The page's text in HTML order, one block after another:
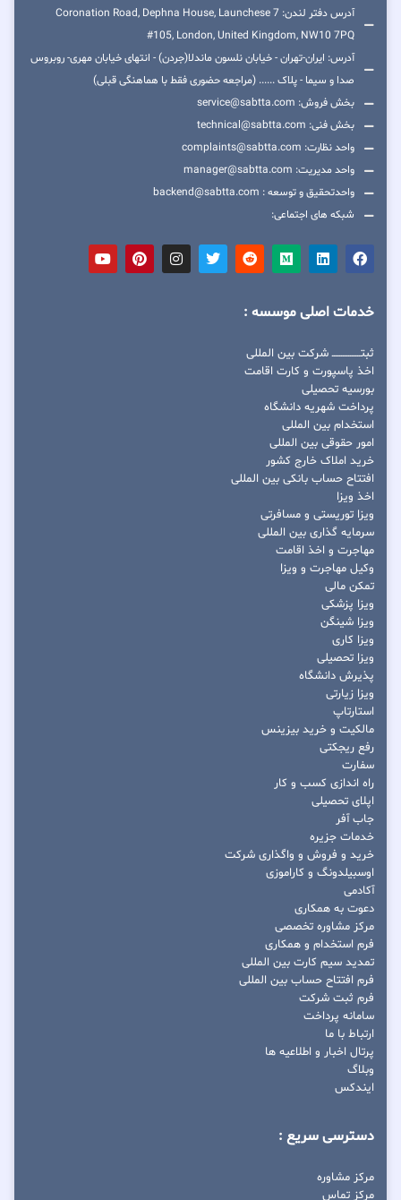
آدرس دفتر لندن: 7 Coronation Road, Dephna House, Launchese
#105, London, United Kingdom, NW10 7PQ
آدرس: ایران-تهران - خیابان نلسون ماندلا(جردن) - انتهای خیابان مهری- روبروس
صدا و سیما - پلاک ...... (مراجعه حضوری فقط با هماهنگی قبلی)
بخش فروش: service@sabtta.com
بخش فنی: technical@sabtta.com
واحد نظارت: complaints@sabtta.com
واحد مدیریت: manager@sabtta.com
واحدتحقیق و توسعه : backend@sabtta.com
شبکه های اجتماعی:
خدمات اصلی موسسه :
ثبتــــــــــــــــ شرکت بین المللی
اخذ پاسپورت و کارت اقامت
بورسیه تحصیلی
پرداخت شهریه دانشگاه
استخدام بین المللی
امور حقوقی بین المللی
خرید املاک خارج کشور
افتتاح حساب بانکی بین المللی
اخذ ویزا
ویزا توریستی و مسافرتی
سرمایه گذاری بین المللی
مهاجرت و اخذ اقامت
وکیل مهاجرت و ویزا
تمکن مالی
ویزا پزشکی
ویزا شینگن
ویزا کاری
ویزا تحصیلی
پذیرش دانشگاه
ویزا زیارتی
استارتاپ
مالکیت و خرید بیزینس
رفع ریجکتی
سفارت
راه اندازی کسب و کار
اپلای تحصیلی
جاب آفر
خدمات جزیره
خرید و فروش و واگذاری شرکت
اوسبیلدونگ و کاراموزی
آکادمی
دعوت به همکاری
مرکز مشاوره تخصصی
فرم استخدام و همکاری
تمدید سیم کارت بین المللی
فرم افتتاح حساب بین المللی
فرم ثبت شرکت
سامانه پرداخت
ارتباط با ما
پرتال اخبار و اطلاعیه ها
وبلاگ
ایندکس
دسترسی سریع :
مرکز مشاوره
مرکز تماس